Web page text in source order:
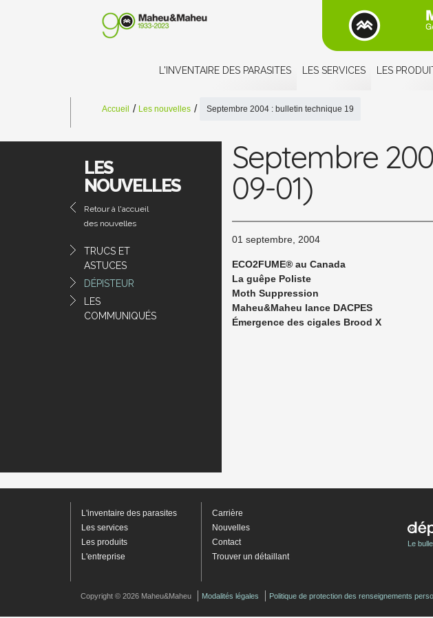
L'INVENTAIRE DES PARASITES LES SERVICES LES
Accueil Les nouvelles Septembre 2004 : bulletin technique 19
LES
NOUVELLES
Retour à l'accueil
des nouvelles
TRUCS ET
ASTUCES
DÉPISTEUR
LES
COMMUNIQUÉS
Septembre
09-01)
01 septembre, 2004
ECO2FUME® au Canada
La guêpe Poliste
Moth Suppression
Maheu&Maheu lance DACPES
Émergence des cigales Brood X
L'inventaire des parasites
Les services
Les produits
L'entreprise
Carrière
Nouvelles
Contact
Trouver un détaillant
Le
Copyright © 2026 Maheu&Maheu Modalités légales Politique de protection des renseignements